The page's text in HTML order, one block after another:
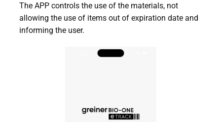
The APP controls the use of the materials, not
allowing the use of items out of expiration date and
informing the user.